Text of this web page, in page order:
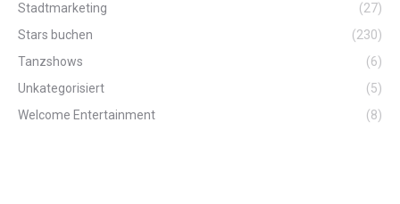
Stadtmarketing
(27)
Stars buchen
(230)
Tanzshows
(6)
Unkategorisiert
(5)
Welcome Entertainment
(8)